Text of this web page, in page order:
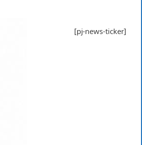
[pj-news-ticker]